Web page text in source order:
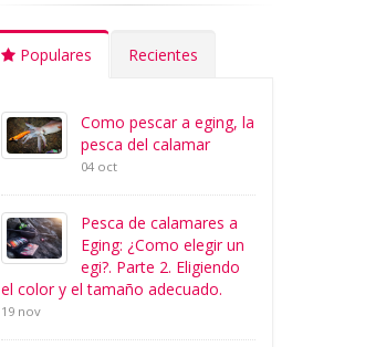
Populares Recientes
Como pescar a eging, la
pesca del calamar
04 oct
Pesca de calamares a
Eging: ¿Como elegir un
egi?. Parte 2. Eligiendo
el color y el tamaño adecuado.
19 nov